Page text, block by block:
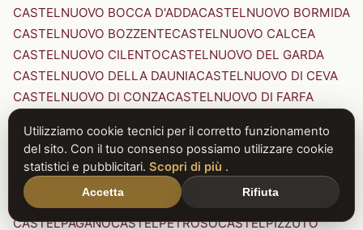
CASTELNUOVO BOCCA D'ADDACASTELNUOVO BORMIDA
CASTELNUOVO BOZZENTECASTELNUOVO CALCEA
CASTELNUOVO CILENTOCASTELNUOVO DEL GARDA
CASTELNUOVO DELLA DAUNIACASTELNUOVO DI CEVA
CASTELNUOVO DI CONZACASTELNUOVO DI FARFA
CASTELNUOVO DI PORTO CASTELNUOVO DON BOSCO
CASTELNUOVO MAGRACASTELNUOVO NIGRA
CASTELNUOVO PARANOCASTELNUOVO RANGONE
CASTELNUOVO SCRIVIA
CASTELNUOVO VAL DI CECINA
CASTELPAGANOCASTELPETROSOCASTELPIZZUTO
Utilizziamo cookie tecnici per il corretto funzionamento
del sito. Con il tuo consenso possiamo utilizzare cookie
statistici e pubblicitari. Scopri di più .
Accetta Rifiuta